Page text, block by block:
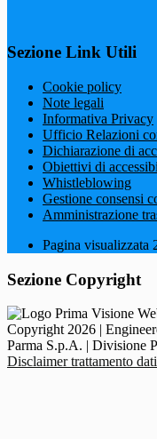
Sezione Link Utili
Cookie policy
Note legali
Informativa Privacy
Ufficio Relazioni
Dichiarazione di
Obiettivi di
Whistleblowing
Gestione consensi
Amministrazione
Pagina visualizzata
Sezione Copyright
Copyright 2026 |
Parma S.p.A. | Divisione
Disclaimer trattamento